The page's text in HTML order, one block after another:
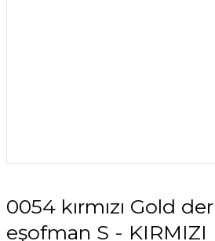
0054 kırmızı Gold
eşofman S - KIRMIZI